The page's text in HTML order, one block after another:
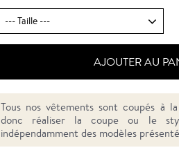
AJOUTER AU
Tous nos vêtements sont coupés à
donc réaliser la coupe ou le
indépendamment des modèles